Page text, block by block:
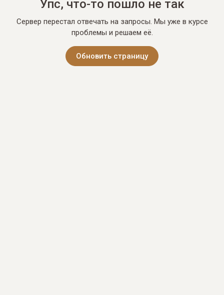
Упс, что-то пошло не так
Сервер перестал отвечать на запросы. Мы уже в курсе
проблемы и решаем её.
Обновить страницу